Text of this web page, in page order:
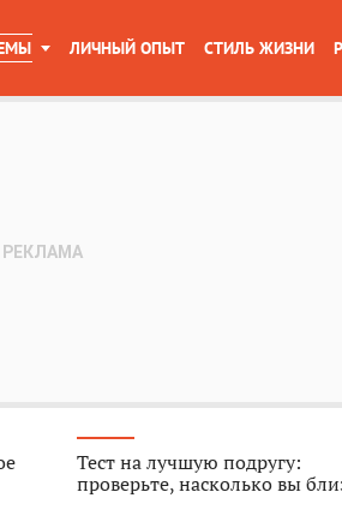
ЛИЧНЫЙ ОПЫТ СТИЛЬ ЖИЗНИ
Тест на лучшую подругу:
проверьте, насколько вы